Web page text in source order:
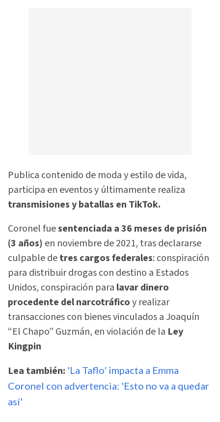
Publica contenido de moda y estilo de vida,
participa en eventos y últimamente realiza
transmisiones y batallas en TikTok.
Coronel fuesentenciada a 36 meses de prisión
(3 años) en noviembre de 2021, tras declararse
culpable detres cargos federales: conspiración
para distribuir drogas con destino a Estados
Unidos, conspiración para lavar dinero
procedente del narcotráficoy realizar
transacciones con bienes vinculados a Joaquín
“El Chapo” Guzmán, en violación de la Ley
Kingpin
Lea también: 'La Taflo' impacta a Emma
Coronel con advertencia: 'Esto no va a quedar
así'